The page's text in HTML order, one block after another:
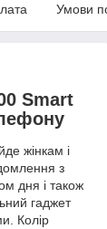
Умови
Smart
жінкам і
з
дня і також
гаджет
Колір